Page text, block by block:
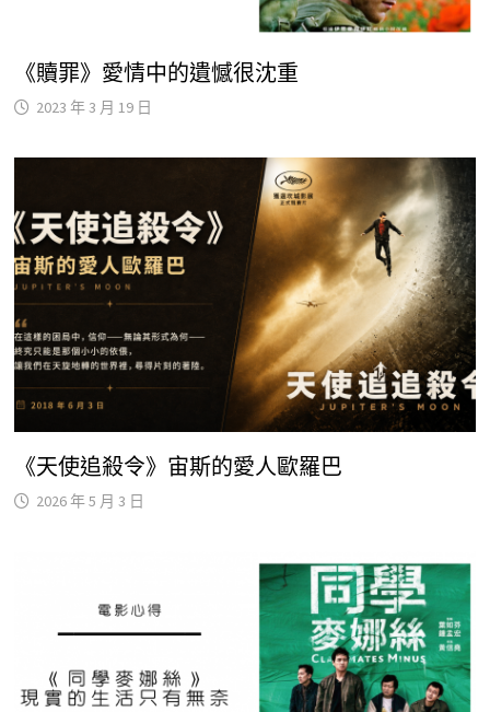
《贖罪》愛情中的遺憾很沈重
2023 年 3 月 19 日
《天使追殺令》宙斯的愛人歐羅巴
2026 年 5 月 3 日